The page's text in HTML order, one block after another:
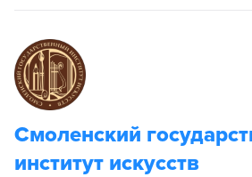
Смоленский
институт искусств